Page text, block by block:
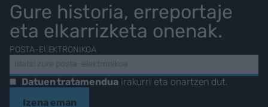
Gure historia, erreportaje
eta elkarrizketa onenak.
POSTA-ELEKTRONIKOA
Datuen tratamenduairakurri eta onartzen dut.
Izena eman